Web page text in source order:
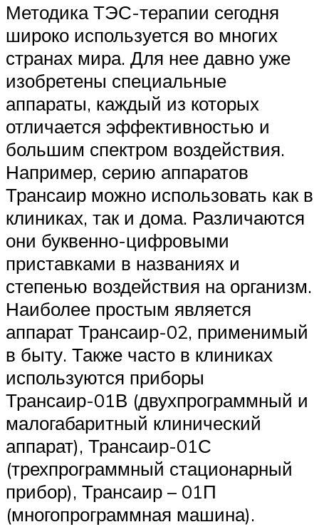
Методика ТЭС-терапии сегодня
широко используется во многих
странах мира. Для нее давно уже
изобретены специальные
аппараты, каждый из которых
отличается эффективностью и
большим спектром воздействия.
Например, серию аппаратов
Трансаир можно использовать как в
клиниках, так и дома. Различаются
они буквенно-цифровыми
приставками в названиях и
степенью воздействия на организм.
Наиболее простым является
аппарат Трансаир-02, применимый
в быту. Также часто в клиниках
используются приборы
Трансаир-01В (двухпрограммный и
малогабаритный клинический
аппарат), Трансаир-01С
(трехпрограммный стационарный
прибор), Трансаир – 01П
(многопрограммная машина).